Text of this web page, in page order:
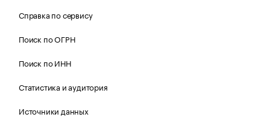
Справка по сервису
Поиск по ОГРН
Поиск по ИНН
Статистика и аудитория
Источники данных